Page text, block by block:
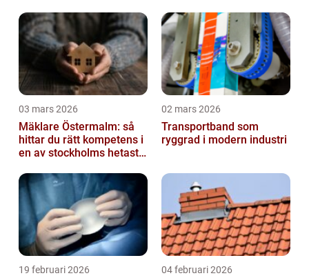
03 mars 2026
Mäklare Östermalm: så
hittar du rätt kompetens i
en av stockholms hetaste
02 mars 2026
Transportband som
ryggrad i modern industri
19 februari 2026 04 februari 2026